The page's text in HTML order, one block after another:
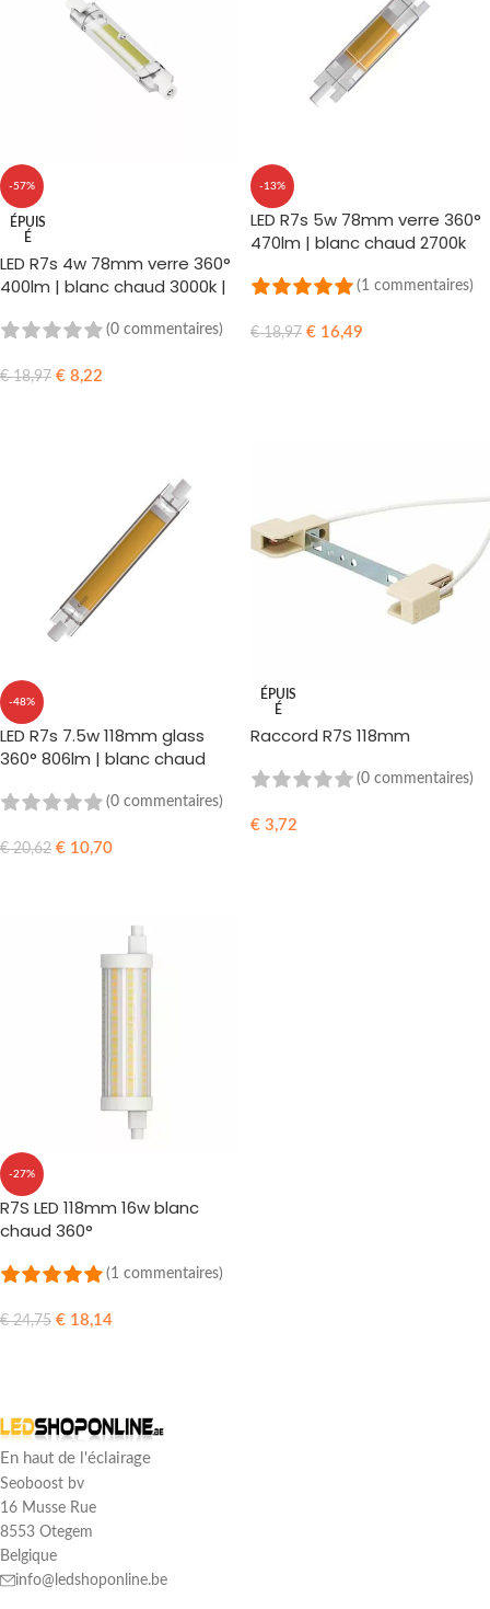
-57%
ÉPUIS
É
LED R7s 4w 78mm verre 360°
400lm | blanc chaud 3000k |
(0 commentaires)
€18,97 € 8,22
-13%
LED R7s 5w 78mm verre 360°
470lm | blanc chaud 2700k
(1 commentaires)
€18,97 € 16,49
-48%
LED R7s 7.5w 118mm glass
360° 806lm | blanc chaud
(0 commentaires)
€20,62 € 10,70
ÉPUIS
É
Raccord R7S 118mm
(0 commentaires)
€ 3,72
-27%
R7S LED 118mm 16w blanc
chaud 360°
(1 commentaires)
€24,75 € 18,14
En haut de l'éclairage
Seoboost bv
16 Musse Rue
8553 Otegem
Belgique
info@ledshoponline.be